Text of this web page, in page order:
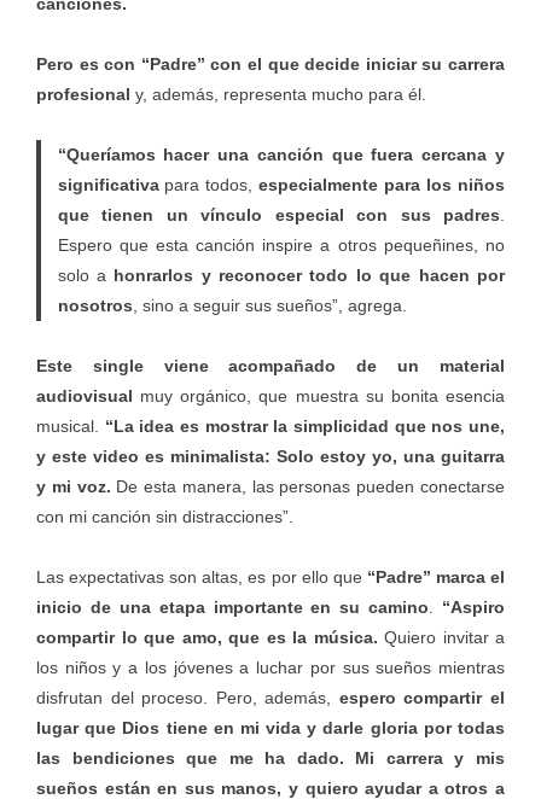
Pero es con “Padre” con el que decide iniciar su carrera
profesional y, además, representa mucho para él.
“Queríamos hacer una canción que fuera cercana y
significativapara todos,especialmente para los niños
que tienen un vínculo especial con sus padres
Espero que esta canción inspire a otros pequeñines, no
solo a honrarlos y reconocer todo lo que hacen por
nosotros , sino a seguir sus sueños”, agrega.
Este single viene acompañado de un material
audiovisual muy orgánico, que muestra su bonita esencia
musical. “La idea es mostrar la simplicidad que nos une,
y este video es minimalista: Solo estoy yo, una guitarra
y mi voz. De esta manera, las personas pueden conectarse
con mi canción sin distracciones”.
Las expectativas son altas, es por ello que “Padre” marca el
inicio de una etapa importante en su camino
“Aspiro
compartir lo que amo, que es la música. Quiero invitar a
los niños y a los jóvenes a luchar por sus sueños mientras
disfrutan del proceso. Pero, además, espero compartir el
lugar que Dios tiene en mi vida y darle gloria por todas
las bendiciones que me ha dado. Mi carrera y mis
sueños están en sus manos, y quiero ayudar a otros a